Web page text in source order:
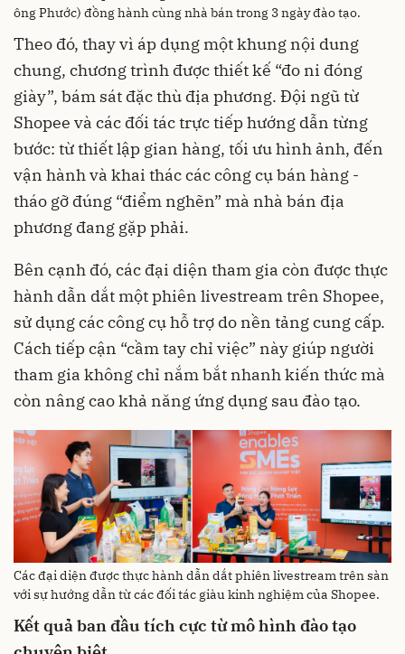
ông Phước) đồng hành cùng nhà bán trong 3 ngày đào tạo.
Theo đó, thay vì áp dụng một khung nội dung
chung, chương trình được thiết kế “đo ni đóng
giày”, bám sát đặc thù địa phương. Đội ngũ từ
Shopee và các đối tác trực tiếp hướng dẫn từng
bước: từ thiết lập gian hàng, tối ưu hình ảnh, đến
vận hành và khai thác các công cụ bán hàng -
tháo gỡ đúng “điểm nghẽn” mà nhà bán địa
phương đang gặp phải.
Bên cạnh đó, các đại diện tham gia còn được thực
hành dẫn dắt một phiên livestream trên Shopee,
sử dụng các công cụ hỗ trợ do nền tảng cung cấp.
Cách tiếp cận “cầm tay chỉ việc” này giúp người
tham gia không chỉ nắm bắt nhanh kiến thức mà
còn nâng cao khả năng ứng dụng sau đào tạo.
Các đại diện được thực hành dẫn dắt phiên livestream trên sàn
với sự hướng dẫn từ các đối tác giàu kinh nghiệm của Shopee.
Kết quả ban đầu tích cực từ mô hình đào tạo